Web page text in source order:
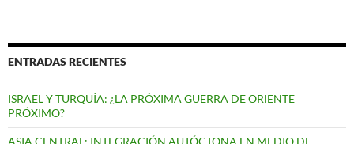
ENTRADAS RECIENTES
ISRAEL Y TURQUÍA: ¿LA PRÓXIMA GUERRA DE ORIENTE
PRÓXIMO?